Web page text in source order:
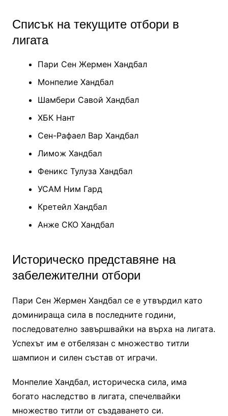
Списък на текущите отбори в
лигата
Пари Сен Жермен Хандбал
Монпелие Хандбал
Шамбери Савой Хандбал
ХБК Нант
Сен-Рафаел Вар Хандбал
Лимож Хандбал
Феникс Тулуза Хандбал
УСАМ Ним Гард
Кретейл Хандбал
Анже СКО Хандбал
Историческо представяне на
забележителни отбори
Пари Сен Жермен Хандбал се е утвърдил като
доминираща сила в последните години,
последователно завършвайки на върха на лигата.
Успехът им е отбелязан с множество титли
шампион и силен състав от играчи.
Монпелие Хандбал, историческа сила, има
богато наследство в лигата, спечелвайки
множество титли от създаването си.